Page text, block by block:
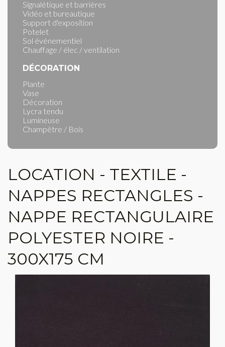
Signalétique et barrières
Vidéo et bureautique
Support d'exposition
Potelet
Sol événementiel
Chauffage / élec / ventilation
DÉCORATION
Plante
Vase
Décoration
Lycra tendu
Lumineuse
Champêtre / Bois
LOCATION - TEXTILE -
NAPPES RECTANGLES -
NAPPE RECTANGULAIRE
POLYESTER NOIRE -
300X175 CM